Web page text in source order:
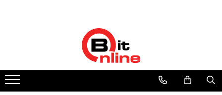
Aparate aerosoli si accesorii
Aparate aerosoli
Distribuitor autorizat Philips